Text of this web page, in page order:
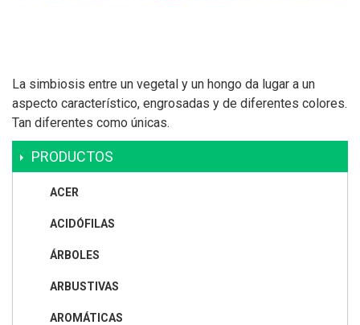
La simbiosis entre un vegetal y un hongo da lugar a un
aspecto característico, engrosadas y de diferentes colores.
Tan diferentes como únicas.
PRODUCTOS
ACER
ACIDÓFILAS
ÁRBOLES
ARBUSTIVAS
AROMÁTICAS